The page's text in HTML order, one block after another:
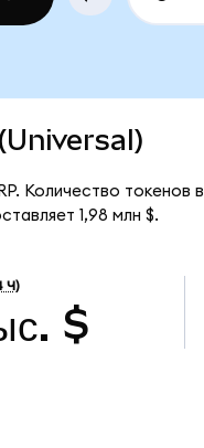
(Universal)
Количество токенов
1,98 млн $.
Ч)
$